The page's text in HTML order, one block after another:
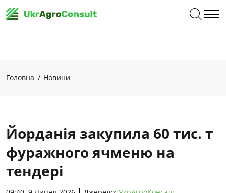
Головна Новини
Йорданія закупила 60 тис. т
фуражного ячменю на
тендері